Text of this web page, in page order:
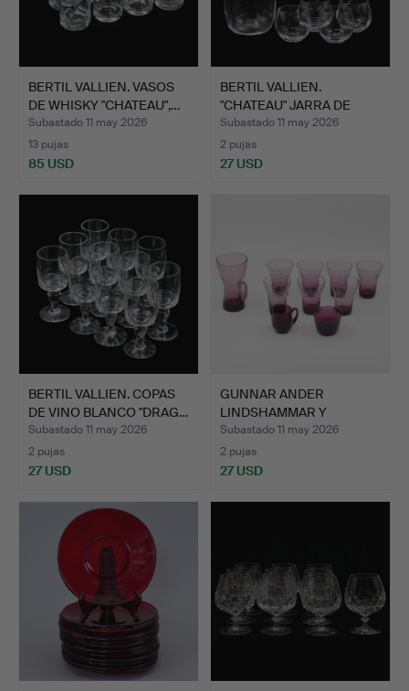
BERTIL VALLIEN. VASOS
DE WHISKY "CHATEAU",…
Subastado 11 may 2026
13 pujas
85 USD
BERTIL VALLIEN.
"CHATEAU" JARRA DE
AGUA Y …
Subastado 11 may 2026
2 pujas
27 USD
BERTIL VALLIEN. COPAS
DE VINO BLANCO "DRAG…
Subastado 11 may 2026
2 pujas
27 USD
GUNNAR ANDER
LINDSHAMMAR Y
MURANO ITALIA, …
Subastado 11 may 2026
2 pujas
27 USD